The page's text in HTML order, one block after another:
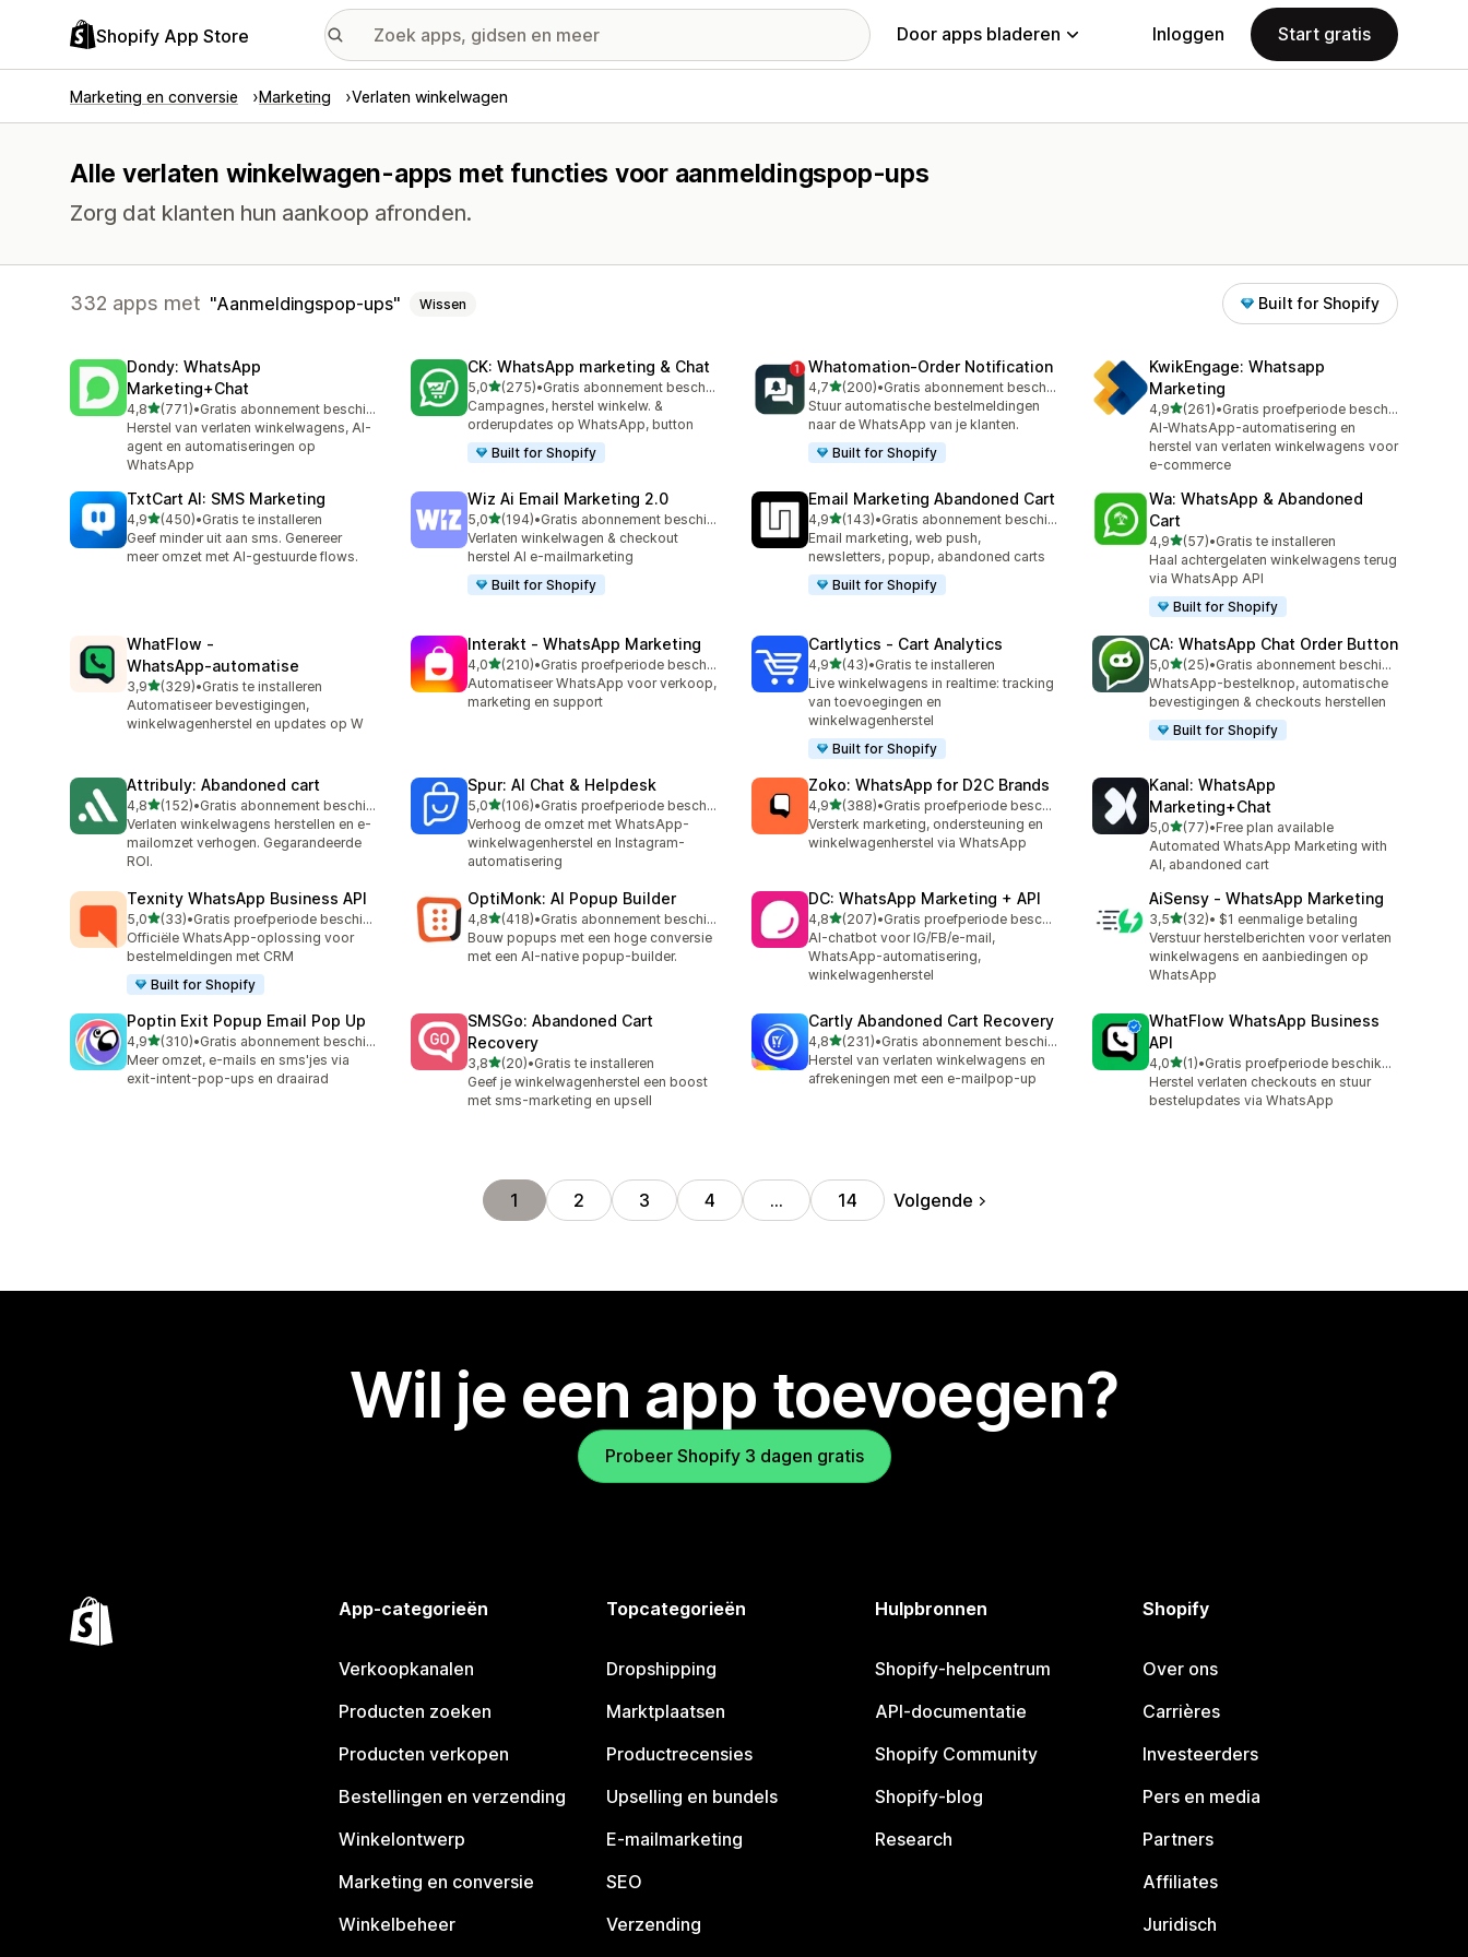
Shopify App Store Door apps bladeren Inloggen Start gratis
Marketing en conversie Marketing Verlaten winkelwagen
Alle verlaten winkelwagen-apps met functies voor aanmeldingspop-ups
Zorg dat klanten hun aankoop afronden.
332 apps met Aanmeldingspop-ups Wissen Built for Shopify
Dondy: WhatsApp
Marketing+Chat
4,8van 5 sterren
(771)
771 recensies in totaal
•
Gratis abonnement beschikbaar
Herstel van verlaten winkelwagens, AI-
agent en automatiseringen op
WhatsApp
CK: WhatsApp marketing & Chat
5,0van 5 sterren
(275)
275 recensies in totaal
•
Gratis abonnement beschikbaar
Campagnes, herstel winkelw. &
orderupdates op WhatsApp, button
Built for Shopify
Whatomation‑Order Notification
4,7van 5 sterren
(200)
200 recensies in totaal
•
Gratis abonnement beschikbaar
Stuur automatische bestelmeldingen
naar de WhatsApp van je klanten.
Built for Shopify
KwikEngage: Whatsapp
Marketing
4,9van 5 sterren
(261)
261 recensies in totaal
•
Gratis proefperiode beschikbaar
AI-WhatsApp-automatisering en
herstel van verlaten winkelwagens voor
e-commerce
TxtCart AI: SMS Marketing
4,9van 5 sterren
(450)
450 recensies in totaal
•Gratis te installeren
Geef minder uit aan sms. Genereer
meer omzet met AI-gestuurde flows.
Wiz Ai Email Marketing 2.0
5,0van 5 sterren
(194)
194 recensies in totaal
•
Gratis abonnement beschikbaar
Verlaten winkelwagen & checkout
herstel AI e-mailmarketing
Built for Shopify
Email Marketing Abandoned Cart
4,9van 5 sterren
(143)
143 recensies in totaal
•
Gratis abonnement beschikbaar
Email marketing, web push,
newsletters, popup, abandoned carts
Built for Shopify
Wa: WhatsApp & Abandoned
Cart
4,9van 5 sterren
(57)
57 recensies in totaal
•Gratis te installeren
Haal achtergelaten winkelwagens terug
via WhatsApp API
Built for Shopify
WhatFlow ‑
WhatsApp‑automatise
3,9van 5 sterren
(329)
329 recensies in totaal
•Gratis te installeren
Automatiseer bevestigingen,
winkelwagenherstel en updates op W
Interakt ‑ WhatsApp Marketing
4,0van 5 sterren
(210)
210 recensies in totaal
•
Gratis proefperiode beschikbaar
Automatiseer WhatsApp voor verkoop,
marketing en support
Cartlytics ‑ Cart Analytics
4,9van 5 sterren
(43)
43 recensies in totaal
•Gratis te installeren
Live winkelwagens in realtime: tracking
van toevoegingen en
winkelwagenherstel
Built for Shopify
CA: WhatsApp Chat Order Button
5,0van 5 sterren
(25)
25 recensies in totaal
•
Gratis abonnement beschikbaar
WhatsApp-bestelknop, automatische
bevestigingen & checkouts herstellen
Built for Shopify
Attribuly: Abandoned cart
4,8van 5 sterren
(152)
152 recensies in totaal
•
Gratis abonnement beschikbaar
Verlaten winkelwagens herstellen en e-
mailomzet verhogen. Gegarandeerde
ROI.
Spur: AI Chat & Helpdesk
5,0van 5 sterren
(106)
106 recensies in totaal
•
Gratis proefperiode beschikbaar
Verhoog de omzet met WhatsApp-
winkelwagenherstel en Instagram-
automatisering
Zoko: WhatsApp for D2C Brands
4,9van 5 sterren
(388)
388 recensies in totaal
•
Gratis proefperiode beschikbaar
Versterk marketing, ondersteuning en
winkelwagenherstel via WhatsApp
Kanal: WhatsApp
Marketing+Chat
5,0van 5 sterren
(77)
77 recensies in totaal
•Free plan available
Automated WhatsApp Marketing with
AI, abandoned cart
Texnity WhatsApp Business API
5,0van 5 sterren
(33)
33 recensies in totaal
•
Gratis proefperiode beschikbaar
Officiële WhatsApp-oplossing voor
bestelmeldingen met CRM
Built for Shopify
OptiMonk: AI Popup Builder
4,8van 5 sterren
(418)
418 recensies in totaal
•
Gratis abonnement beschikbaar
Bouw popups met een hoge conversie
met een AI-native popup-builder.
DC: WhatsApp Marketing + API
4,8van 5 sterren
(207)
207 recensies in totaal
•
Gratis proefperiode beschikbaar
AI-chatbot voor IG/FB/e-mail,
WhatsApp-automatisering,
winkelwagenherstel
AiSensy ‑ WhatsApp Marketing
3,5van 5 sterren
(32)
32 recensies in totaal
• $1 eenmalige betaling
Verstuur herstelberichten voor verlaten
winkelwagens en aanbiedingen op
WhatsApp
Poptin Exit Popup Email Pop Up
4,9van 5 sterren
(310)
310 recensies in totaal
•
Gratis abonnement beschikbaar
Meer omzet, e-mails en sms'jes via
exit-intent-pop-ups en draairad
SMSGo: Abandoned Cart
Recovery
3,8van 5 sterren
(20)
20 recensies in totaal
•Gratis te installeren
Geef je winkelwagenherstel een boost
met sms-marketing en upsell
Cartly Abandoned Cart Recovery
4,8van 5 sterren
(231)
231 recensies in totaal
•
Gratis abonnement beschikbaar
Herstel van verlaten winkelwagens en
afrekeningen met een e-mailpop-up
WhatFlow WhatsApp Business
API
4,0van 5 sterren
(1)
1 recensies in totaal
•
Gratis proefperiode beschikbaar
Herstel verlaten checkouts en stuur
bestelupdates via WhatsApp
1 2 3 4 … 14 Volgende
Wil je een app toevoegen?
Probeer Shopify 3 dagen gratis
App-categorieën
Verkoopkanalen
Producten zoeken
Producten verkopen
Bestellingen en verzending
Winkelontwerp
Marketing en conversie
Winkelbeheer
Topcategorieën
Dropshipping
Marktplaatsen
Productrecensies
Upselling en bundels
E-mailmarketing
SEO
Verzending
Hulpbronnen
Shopify-helpcentrum
API-documentatie
Shopify Community
Shopify-blog
Research
Shopify
Over ons
Carrières
Investeerders
Pers en media
Partners
Affiliates
Juridisch